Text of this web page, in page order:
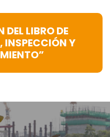
LIBRO DE
Y